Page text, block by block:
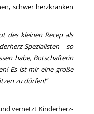
schwer herzkranken
des kleinen Recep als
Spezialisten so
habe, Botschafterin
Es ist mir eine große
zu dürfen!“
vernetzt Kinderherz-